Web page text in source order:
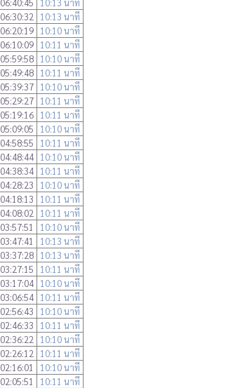
06:40:45
10:13 นาที
06:30:32
10:13 นาที
06:20:19 10:10 นาที
06:10:09 10:11 นาที
05:59:58 10:10 นาที
05:49:48 10:11 นาที
05:39:37 10:10 นาที
05:29:27 10:11 นาที
05:19:16 10:11 นาที
05:09:05
10:10 นาที
04:58:55
10:11 นาที
04:48:44 10:10 นาที
04:38:34 10:11 นาที
04:28:23
10:10 นาที
04:18:13
10:11 นาที
04:08:02
10:11 นาที
03:57:51
10:10 นาที
03:47:41
10:13 นาที
03:37:28 10:13 นาที
03:27:15
10:11 นาที
03:17:04 10:10 นาที
03:06:54 10:11 นาที
02:56:43
10:10 นาที
02:46:33
10:11 นาที
02:36:22
10:10 นาที
02:26:12
10:11 นาที
02:16:01
10:10 นาที
02:05:51
10:11 นาที